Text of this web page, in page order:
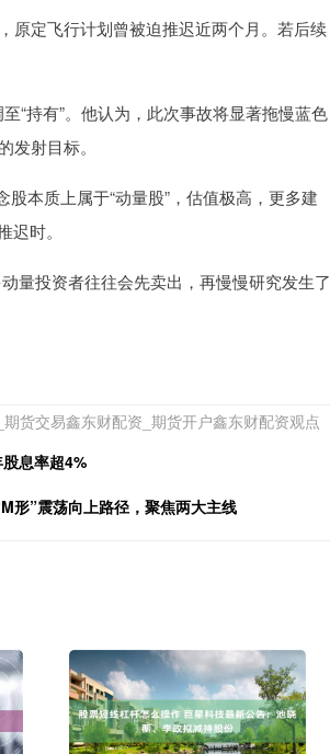
原定飞行计划曾被迫推迟近两个月。若后续
“持有”。他认为，此次事故将显著拖慢蓝色
射目标。
本质上属于“动量股”，估值极高，更多建
时。
投资者往往会先卖出，再慢慢研究发生了
货交易鑫东财配资_期货开户鑫东财配资观点
息率超4%
形”震荡向上路径，聚焦两大主线